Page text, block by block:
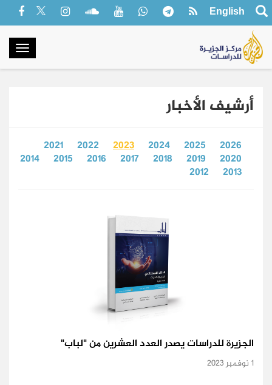
English
أرشيف الأخبار
2026
2025
2024
2023
2022
2021
2020
2019
2018
2017
2016
2015
2014
2013
2012
الجزيرة للدراسات يصدر العدد العشرين من "لباب"
1 نوفمبر 2023